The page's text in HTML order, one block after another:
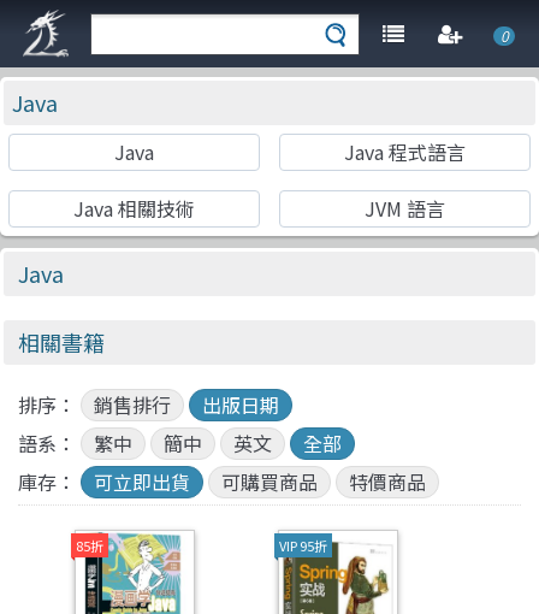
0
Java
Java
Java 程式語言
Java 相關技術
JVM 語言
Java
相關書籍
排序： 銷售排行
出版日期
語系：
繁中 簡中 英文
全部
庫存：
可立即出貨 可購買商品 特價商品
85折 VIP 95折